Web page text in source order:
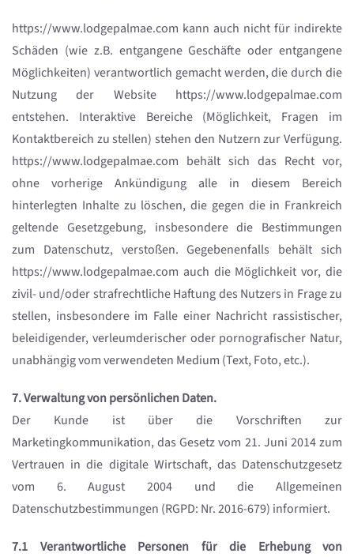
https://www.lodgepalmae.com kann auch nicht für indirekte
Schäden (wie z.B. entgangene Geschäfte oder entgangene
Möglichkeiten) verantwortlich gemacht werden, die durch die
Nutzung der Website https://www.lodgepalmae.com
entstehen. Interaktive Bereiche (Möglichkeit, Fragen im
Kontaktbereich zu stellen) stehen den Nutzern zur Verfügung.
https://www.lodgepalmae.com behält sich das Recht vor,
ohne vorherige Ankündigung alle in diesem Bereich
hinterlegten Inhalte zu löschen, die gegen die in Frankreich
geltende Gesetzgebung, insbesondere die Bestimmungen
zum Datenschutz, verstoßen. Gegebenenfalls behält sich
https://www.lodgepalmae.com auch die Möglichkeit vor, die
zivil- und/oder strafrechtliche Haftung des Nutzers in Frage zu
stellen, insbesondere im Falle einer Nachricht rassistischer,
beleidigender, verleumderischer oder pornografischer Natur,
unabhängig vom verwendeten Medium (Text, Foto, etc.).
7. Verwaltung von persönlichen Daten.
Der Kunde ist über die Vorschriften zur
Marketingkommunikation, das Gesetz vom 21. Juni 2014 zum
Vertrauen in die digitale Wirtschaft, das Datenschutzgesetz
vom 6. August 2004 und die Allgemeinen
Datenschutzbestimmungen (RGPD: Nr. 2016-679) informiert.
7.1 Verantwortliche Personen für die Erhebung von